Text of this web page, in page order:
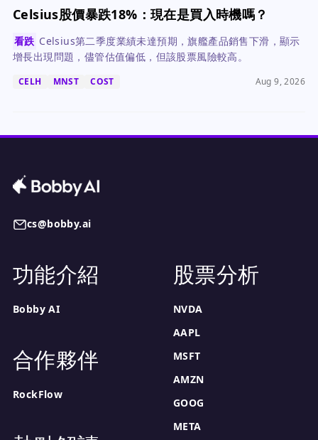
Celsius股價暴跌18%：現在是買入時機嗎？
看跌 Celsius第二季度業績未達預期，旗艦產品銷售下滑，顯示
增長出現問題，儘管估值偏低，但該股票風險較高。
CELH MNST COST Aug 9, 2026
cs@bobby.ai
功能介紹
Bobby AI
合作夥伴
RockFlow
股票分析
NVDA
AAPL
MSFT
AMZN
GOOG
META